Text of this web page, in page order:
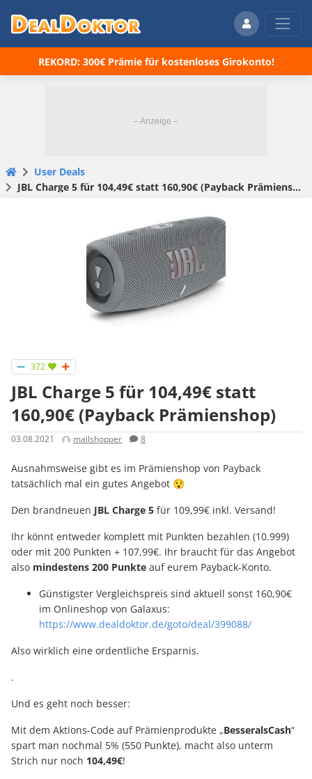
REKORD: 300€ Prämie für kostenloses Girokonto!
User Deals
JBL Charge 5 für 104,49€ statt 160,90€ (Payback Prämienshop)
372
JBL Charge 5 für 104,49€ statt
160,90€ (Payback Prämienshop)
03.08.2021 mailshopper 8
Ausnahmsweise gibt es im Prämienshop von Payback
tatsächlich mal ein gutes Angebot 😯
Den brandneuen JBL Charge 5 für 109,99€ inkl. Versand!
Ihr könnt entweder komplett mit Punkten bezahlen (10.999)
oder mit 200 Punkten + 107,99€. Ihr braucht für das Angebot
also mindestens 200 Punkte auf eurem Payback-Konto.
Günstigster Vergleichspreis sind aktuell sonst 160,90€
im Onlineshop von Galaxus:
https://www.dealdoktor.de/goto/deal/399088/
Also wirklich eine ordentliche Ersparnis.
.
Und es geht noch besser:
Mit dem Aktions-Code auf Prämienprodukte „BesseralsCash“
spart man nochmal 5% (550 Punkte), macht also unterm
Strich nur noch 104,49€!